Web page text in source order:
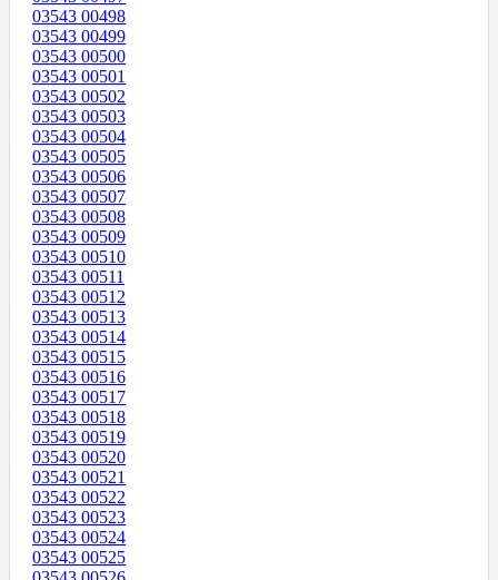
03543 00498
03543 00499
03543 00500
03543 00501
03543 00502
03543 00503
03543 00504
03543 00505
03543 00506
03543 00507
03543 00508
03543 00509
03543 00510
03543 00511
03543 00512
03543 00513
03543 00514
03543 00515
03543 00516
03543 00517
03543 00518
03543 00519
03543 00520
03543 00521
03543 00522
03543 00523
03543 00524
03543 00525